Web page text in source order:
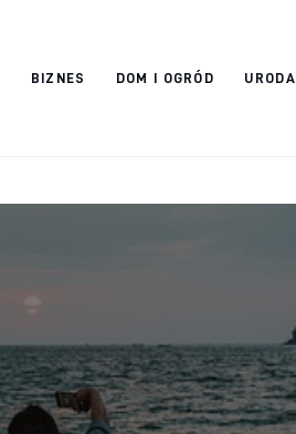
BIZNES DOM I OGRÓD URODA